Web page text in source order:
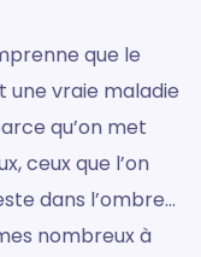
que le
une vraie maladie
qu’on met
ceux que l’on
dans l’ombre…
nombreux à